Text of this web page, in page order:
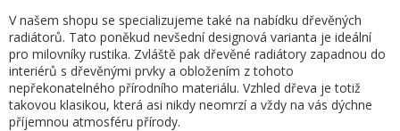
V našem shopu se specializujeme také na nabídku dřevěných
radiátorů. Tato poněkud nevšední designová varianta je ideální
pro milovníky rustika. Zvláště pak dřevěné radiátory zapadnou do
interiérů s dřevěnými prvky a obložením z tohoto
nepřekonatelného přírodního materiálu. Vzhled dřeva je totiž
takovou klasikou, která asi nikdy neomrzí a vždy na vás dýchne
příjemnou atmosféru přírody.